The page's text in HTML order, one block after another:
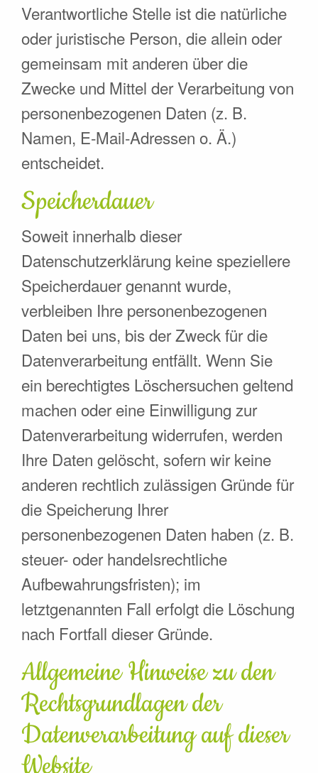
Verantwortliche Stelle ist die natürliche
oder juristische Person, die allein oder
gemeinsam mit anderen über die
Zwecke und Mittel der Verarbeitung von
personenbezogenen Daten (z. B.
Namen, E-Mail-Adressen o. Ä.)
entscheidet.
Speicherdauer
Soweit innerhalb dieser
Datenschutzerklärung keine speziellere
Speicherdauer genannt wurde,
verbleiben Ihre personenbezogenen
Daten bei uns, bis der Zweck für die
Datenverarbeitung entfällt. Wenn Sie
ein berechtigtes Löschersuchen geltend
machen oder eine Einwilligung zur
Datenverarbeitung widerrufen, werden
Ihre Daten gelöscht, sofern wir keine
anderen rechtlich zulässigen Gründe für
die Speicherung Ihrer
personenbezogenen Daten haben (z. B.
steuer- oder handelsrechtliche
Aufbewahrungsfristen); im
letztgenannten Fall erfolgt die Löschung
nach Fortfall dieser Gründe.
Allgemeine Hinweise zu den
Rechtsgrundlagen der
Datenverarbeitung auf dieser